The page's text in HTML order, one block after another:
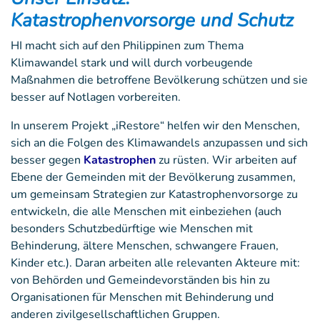
Katastrophenvorsorge und Schutz
HI macht sich auf den Philippinen zum Thema
Klimawandel stark und will durch vorbeugende
Maßnahmen die betroffene Bevölkerung schützen und sie
besser auf Notlagen vorbereiten.
In unserem Projekt „iRestore“ helfen wir den Menschen,
sich an die Folgen des Klimawandels anzupassen und sich
besser gegen Katastrophenzu rüsten. Wir arbeiten auf
Ebene der Gemeinden mit der Bevölkerung zusammen,
um gemeinsam Strategien zur Katastrophenvorsorge zu
entwickeln, die alle Menschen mit einbeziehen (auch
besonders Schutzbedürftige wie Menschen mit
Behinderung, ältere Menschen, schwangere Frauen,
Kinder etc.). Daran arbeiten alle relevanten Akteure mit:
von Behörden und Gemeindevorständen bis hin zu
Organisationen für Menschen mit Behinderung und
anderen zivilgesellschaftlichen Gruppen.